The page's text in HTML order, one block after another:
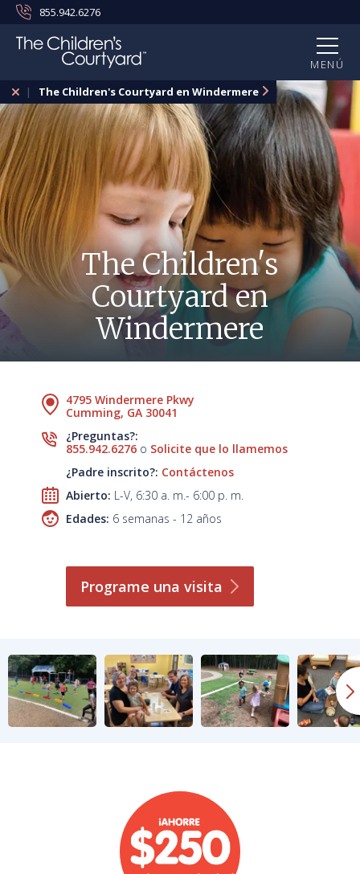
855.942.6276
MENÚ
The Children's Courtyard en Windermere
The Children's
Courtyard en
Windermere
4795 Windermere Pkwy
Cumming, GA 30041
¿Preguntas?:
855.942.6276 o Solicite que lo llamemos
¿Padre inscrito?: Contáctenos
Abierto: L-V, 6:30 a. m.- 6:00 p. m.
Edades: 6 semanas - 12 años
Programe unavisita